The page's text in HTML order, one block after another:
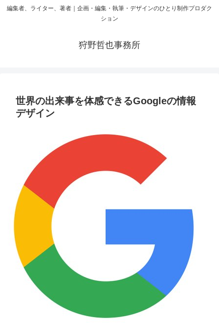
編集者、ライター、著者｜企画・編集・執筆・デザインのひとり制作プロダク
ション
狩野哲也事務所
世界の出来事を体感できるGoogleの情報
デザイン